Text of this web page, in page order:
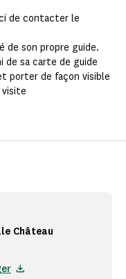
de contacter le
de son propre guide.
de sa carte de guide
porter de façon visible
visite
Château